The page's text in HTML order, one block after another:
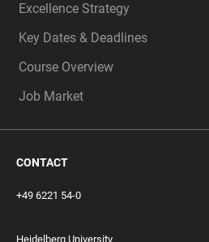
Excellence Strategy
Key Dates & Deadlines
Course Overview
Job Market
CONTACT
+49 6221 54-0
Heidelberg University